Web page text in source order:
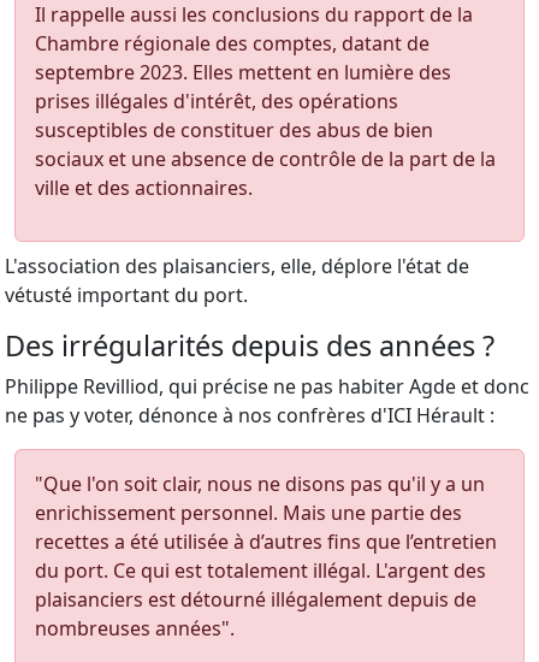
Il rappelle aussi les conclusions du rapport de la
Chambre régionale des comptes, datant de
septembre 2023. Elles mettent en lumière des
prises illégales d'intérêt, des opérations
susceptibles de constituer des abus de bien
sociaux et une absence de contrôle de la part de la
ville et des actionnaires.
L'association des plaisanciers, elle, déplore l'état de
vétusté important du port.
Des irrégularités depuis des années ?
Philippe Revilliod, qui précise ne pas habiter Agde et donc
ne pas y voter, dénonce à nos confrères d'ICI Hérault :
"Que l'on soit clair, nous ne disons pas qu'il y a un
enrichissement personnel. Mais une partie des
recettes a été utilisée à d’autres fins que l’entretien
du port. Ce qui est totalement illégal. L'argent des
plaisanciers est détourné illégalement depuis de
nombreuses années".